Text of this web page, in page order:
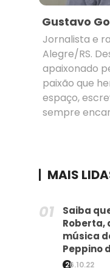
Gustavo
Jornalista e
Alegre/RS.
apaixonado
paixão que
espaço,
sempre
MAIS
Saiba
Roberta,
música
Peppino
26.10.22